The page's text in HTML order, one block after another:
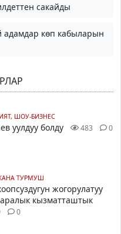
сакайды
адамдар көп кабыларын
ШОУ-БИЗНЕС
уулдуу болду 483 0
ТУРМУШ
жогорулатуу
кызматташтык
0